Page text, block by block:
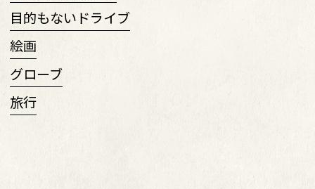
目的もないドライブ
絵画
グローブ
旅行